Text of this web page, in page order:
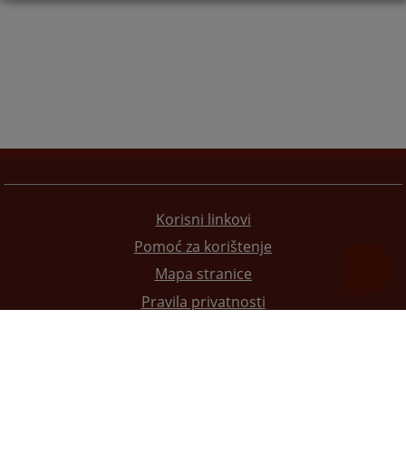
Korisni linkovi
Pomoć za korištenje
Mapa stranice
Pravila privatnosti